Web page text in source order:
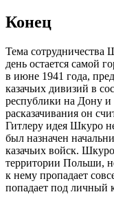
Конец
Тема
день остается самой
в июне 1941 года,
казачьих дивизий в
республики на Дону
расказачивания он
Гитлеру идея Шкуро
был назначен
казачьих войск.
территории Польши,
к нему пропадает
попадает под личный